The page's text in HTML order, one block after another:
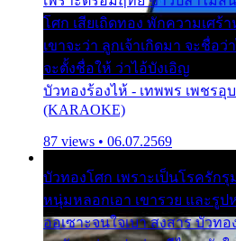
โศก เสียเถิดทอง พักความเศร้
เขาจะว่า ลูกเจ้าเกิดมา จะชื่อ
จะตั้งชื่อให้ ว่าไอ้บังเอิญ
บัวทองร้องไห้ - เทพพร เพชรอุ
(KARAOKE)
87 views • 06.07.2569
บัวทองโศก เพราะเป็นโรครัก
หนุ่มหลอกเอา เขารวย และรู
ออเซาะจนใจเบา สงสาร บัวทอ